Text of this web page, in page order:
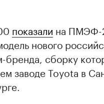
показали на ПМЭФ-
нового
бренда, сборку
заводе Toyota в